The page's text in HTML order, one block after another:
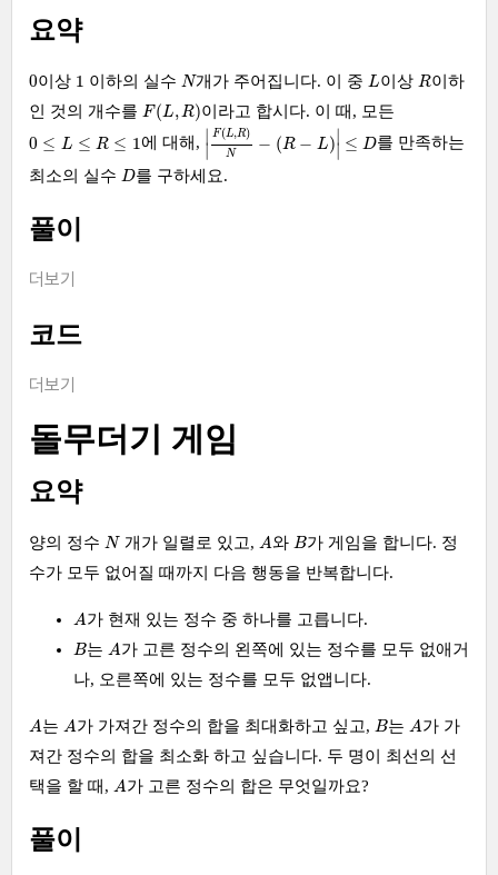
요약
0
0이상 1
1 이하의 실수 N
N개가 주어집니다. 이 중L
L 이상R
R이하
인 것의 개수를 F(L,R)
F(L, ) 이라고 합시다. 이 때, 모든
0 ≤ L ≤ R ≤ 1
0 L ≤R ≤1 에 대해, ∣
F(L,R)
N
− ( R − L)∣ ≤ D
|F(L, R) D
를 만족하는
최소의 실수 D
D를 구하세요.
풀이
더보기
코드
더보기
돌무더기 게임
요약
양의 정수 N
N 개가 일렬로 있고, A
A와 B
B가 게임을 합니다. 정
수가 모두 없어질 때까지 다음 행동을 반복합니다.
A
A가 현재 있는 정수 중 하나를 고릅니다.
B
B는 A
A가 고른 정수의 왼쪽에 있는 정수를 모두 없애거
나, 오른쪽에 있는 정수를 모두 없앱니다.
A
A는 A
A가 가져간 정수의 합을 최대화하고 싶고, B
B는 A
A가 가
져간 정수의 합을 최소화 하고 싶습니다. 두 명이 최선의 선
택을 할 때, A
A가 고른 정수의 합은 무엇일까요?
풀이